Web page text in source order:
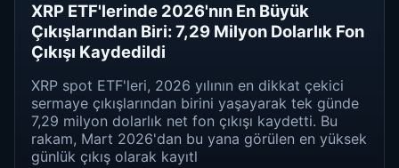
XRP ETF'lerinde 2026'nın En Büyük
Çıkışlarından Biri: 7,29 Milyon Dolarlık Fon
Çıkışı Kaydedildi
XRP spot ETF'leri, 2026 yılının en dikkat çekici
sermaye çıkışlarından birini yaşayarak tek günde
7,29 milyon dolarlık net fon çıkışı kaydetti. Bu
rakam, Mart 2026'dan bu yana görülen en yüksek
günlük çıkış olarak kayıtl